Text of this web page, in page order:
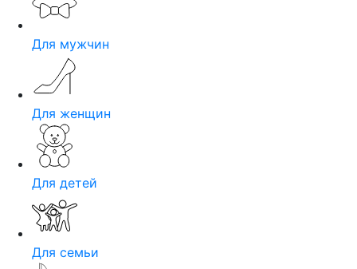
Для мужчин
Для женщин
Для детей
Для семьи